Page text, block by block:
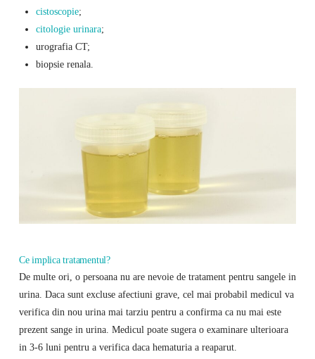
cistoscopie;
citologie urinara;
urografia CT;
biopsie renala.
Ce implica tratamentul?
De multe ori, o persoana nu are nevoie de tratament pentru sangele in
urina. Daca sunt excluse afectiuni grave, cel mai probabil medicul va
verifica din nou urina mai tarziu pentru a confirma ca nu mai este
prezent sange in urina. Medicul poate sugera o examinare ulterioara
in 3-6 luni pentru a verifica daca hematuria a reaparut.